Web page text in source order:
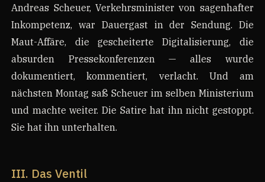
Andreas Scheuer, Verkehrsminister von sagenhafter
Inkompetenz, war Dauergast in der Sendung. Die
Maut-Affäre, die gescheiterte Digitalisierung, die
absurden Pressekonferenzen — alles wurde
dokumentiert, kommentiert, verlacht. Und am
nächsten Montag saß Scheuer im selben Ministerium
und machte weiter. Die Satire hat ihn nicht gestoppt.
Sie hat ihn unterhalten.
III. Das Ventil